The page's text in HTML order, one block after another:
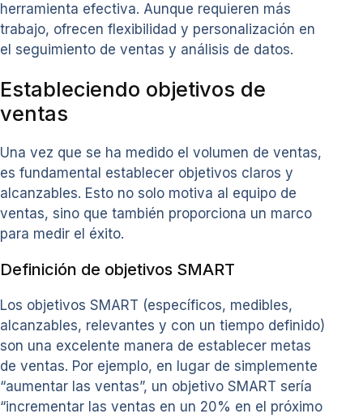
herramienta efectiva. Aunque requieren más
trabajo, ofrecen flexibilidad y personalización en
el seguimiento de ventas y análisis de datos.
Estableciendo objetivos de
ventas
Una vez que se ha medido el volumen de ventas,
es fundamental establecer objetivos claros y
alcanzables. Esto no solo motiva al equipo de
ventas, sino que también proporciona un marco
para medir el éxito.
Definición de objetivos SMART
Los objetivos SMART (específicos, medibles,
alcanzables, relevantes y con un tiempo definido)
son una excelente manera de establecer metas
de ventas. Por ejemplo, en lugar de simplemente
“aumentar las ventas”, un objetivo SMART sería
“incrementar las ventas en un 20% en el próximo